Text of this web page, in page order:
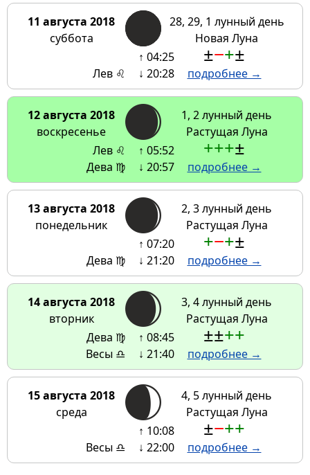
11 августа 2018
суббота
28, 29, 1 лунный день
Новая Луна
Лев ♌
↑ 04:25
↓ 20:28
±−+±
подробнее →
12 августа 2018
воскресенье
1, 2 лунный день
Растущая Луна
Лев ♌
Дева ♍
↑ 05:52
↓ 20:57
+++±
подробнее →
13 августа 2018
понедельник
2, 3 лунный день
Растущая Луна
Дева ♍
↑ 07:20
↓ 21:20
+−+±
подробнее →
14 августа 2018
вторник
3, 4 лунный день
Растущая Луна
Дева ♍
Весы ♎
↑ 08:45
↓ 21:40
±±++
подробнее →
15 августа 2018
среда
4, 5 лунный день
Растущая Луна
Весы ♎
↑ 10:08
↓ 22:00
±−++
подробнее →